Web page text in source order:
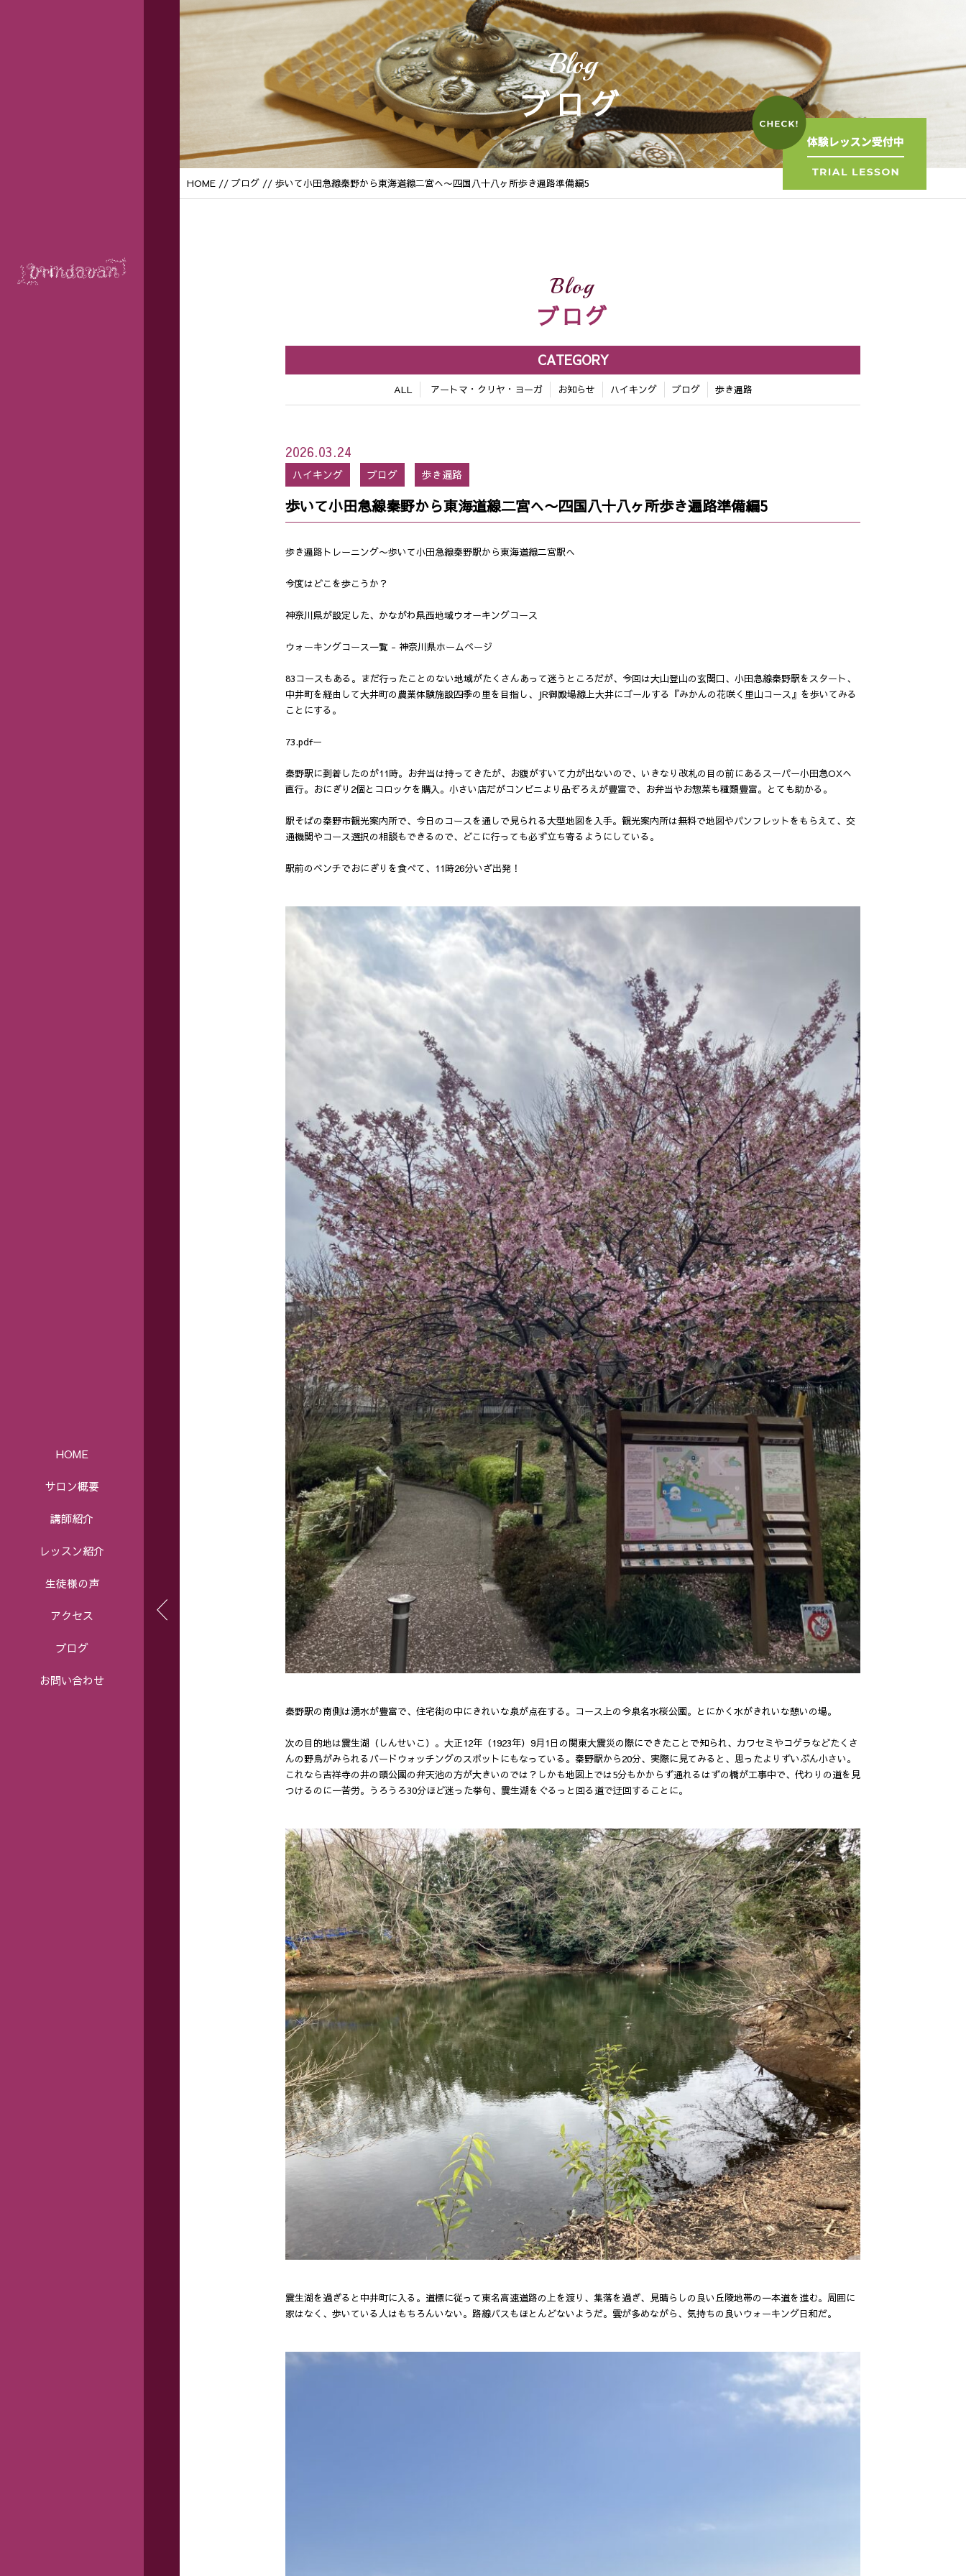
HOME
サロン概要
講師紹介
レッスン紹介
生徒様の声
アクセス
ブログ
お問い合わせ
Blog
ブログ
HOME // ブログ // 歩いて小田急線秦野から東海道線二宮へ〜四国八十八ヶ所歩き遍路準備編5
Blog
ブログ
CATEGORY
ALL アートマ・クリヤ・ヨーガ お知らせ ハイキング ブログ 歩き遍路
2026.03.24
ハイキング ブログ 歩き遍路
歩いて小田急線秦野から東海道線二宮へ〜四国八十八ヶ所歩き遍路準備編5
歩き遍路トレーニング〜歩いて小田急線秦野駅から東海道線二宮駅へ
今度はどこを歩こうか？
神奈川県が設定した、かながわ県西地域ウオーキングコース
ウォーキングコース一覧 - 神奈川県ホームページ
83コースもある。まだ行ったことのない地域がたくさんあって迷うところだが、今回は大山登山の玄関口、小田急線秦野駅をスタート、
中井町を経由して大井町の農業体験施設四季の里を目指し、JR御殿場線上大井にゴールする『みかんの花咲く里山コース』を歩いてみる
ことにする。
73.pdfー
秦野駅に到着したのが11時。お弁当は持ってきたが、お腹がすいて力が出ないので、いきなり改札の目の前にあるスーパー小田急OXへ
直行。おにぎり2個とコロッケを購入。小さい店だがコンビニより品ぞろえが豊富で、お弁当やお惣菜も種類豊富。とても助かる。
駅そばの秦野市観光案内所で、今日のコースを通しで見られる大型地図を入手。観光案内所は無料で地図やパンフレットをもらえて、交
通機関やコース選択の相談もできるので、どこに行っても必ず立ち寄るようにしている。
駅前のベンチでおにぎりを食べて、11時26分いざ出発！
秦野駅の南側は湧水が豊富で、住宅街の中にきれいな泉が点在する。コース上の今泉名水桜公園。とにかく水がきれいな憩いの場。
次の目的地は震生湖（しんせいこ）。大正12年（1923年）9月1日の関東大震災の際にできたことで知られ、カワセミやコゲラなどたくさ
んの野鳥がみられるバードウォッチングのスポットにもなっている。秦野駅から20分、実際に見てみると、思ったよりずいぶん小さい。
これなら吉祥寺の井の頭公園の弁天池の方が大きいのでは？しかも地図上では5分もかからず通れるはずの橋が工事中で、代わりの道を見
つけるのに一苦労。うろうろ30分ほど迷った挙句、震生湖をぐるっと回る道で迂回することに。
震生湖を過ぎると中井町に入る。道標に従って東名高速道路の上を渡り、集落を過ぎ、見晴らしの良い丘陵地帯の一本道を進む。周囲に
家はなく、歩いている人はもちろんいない。路線バスもほとんどないようだ。雲が多めながら、気持ちの良いウォーキング日和だ。